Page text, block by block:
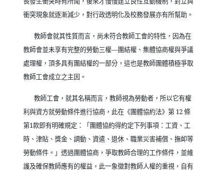
衝突現象就逐漸減少，對行政透明化及校務發展亦有所幫助。
教師會就其性質而言，尚未符合教師工會的特性，因為在
教師會並未享有完整的勞動三權—團結權、集體協商權與爭議
處理權，頂多具有團結權的一部分，這也是教師團體積極爭取
教師工會成立之主因。
教師工會，就其名稱而言，教師視為勞動者，所以它有權
利與資方就勞動條件進行協商，此在《團體協約法》第 12條
第1款即有明確規定：「團體協約得約定下列事項：工資、工
時、津貼、獎金、調動、資遣、退休、職業災害補償、撫卹等
勞動條件。」透過團體協商，爭取教師合理的工作條件，並維
護及確保教師應有的權益，此一象徵對教師人權的重視，自有